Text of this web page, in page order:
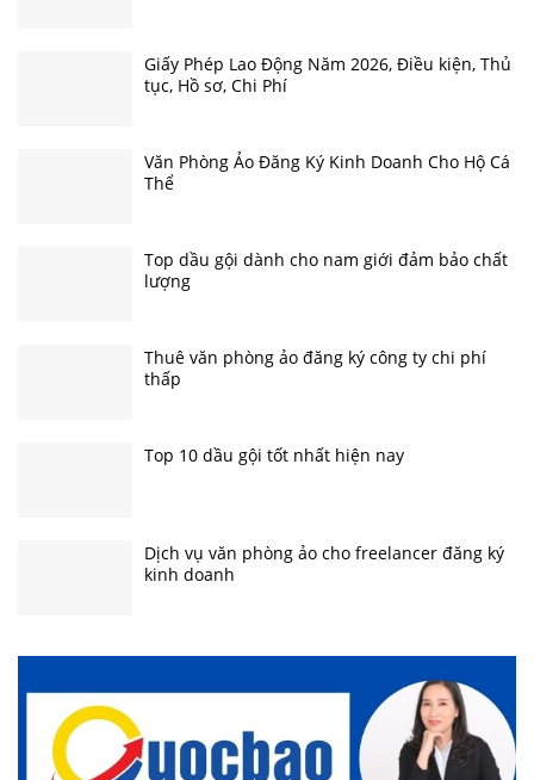
Giấy Phép Lao Động Năm 2026, Điều kiện, Thủ
tục, Hồ sơ, Chi Phí
Văn Phòng Ảo Đăng Ký Kinh Doanh Cho Hộ Cá
Thể
Top dầu gội dành cho nam giới đảm bảo chất
lượng
Thuê văn phòng ảo đăng ký công ty chi phí
thấp
Top 10 dầu gội tốt nhất hiện nay
Dịch vụ văn phòng ảo cho freelancer đăng ký
kinh doanh